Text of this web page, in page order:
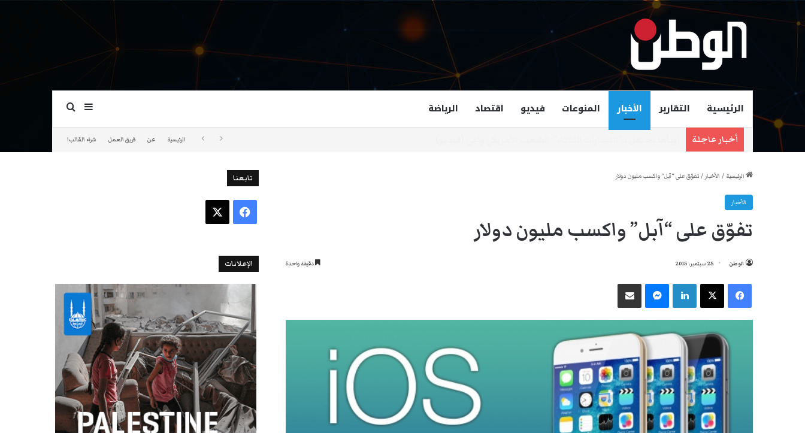
الرئيسية التقارير الأخبار المنوعات فيديو اقتصاد الرياضة إضافة عمود جانبي
بحث عن
أخبار عاجلة الرئيسية عن فريق العمل شراء القالب!
الرئيسية / الأخبار /تفوّق على “آبل” واكسب مليون دولار
الأخبار
تفوّق على “آبل” واكسب مليون دولار
الوطن 25 سبتمبر، 2015 دقيقة واحدة
فيسبوك ‫X لينكدإن ماسنجر مشاركة عبر البريد
تابعنا
فيسبوك
الإعلانات